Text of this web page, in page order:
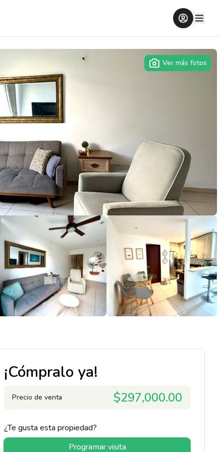
Ver más fotos
¡Cómpralo ya!
Precio de venta $297,000.00
¿Te gusta esta propiedad?
Programar visita